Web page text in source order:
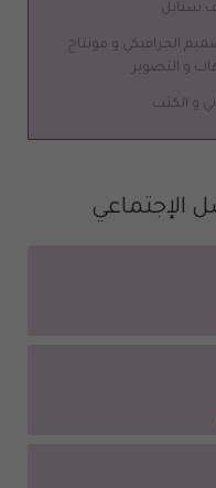
ستايل
الجرافيكي و مونتاج
و التصوير
و الكتب
الإجتماعي